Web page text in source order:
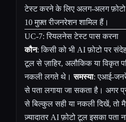
टेस्ट करने के लिए अलग-अलग
10 मुफ़्त रीजनरेशन शामिल हैं।
UC-7: रियलनेस टेस्ट पास करना
कौन: किसी को भी AI फ़ोटो पर
टूल से ज़ाहिर, अलौकिक या विकृत
नकली लगते थे।समस्या: एआई-
से पता लगाया जा सकता है। अगर
से बिल्कुल सही या नकली दिखें, तो
ज़्यादातर AI फ़ोटो टूल इसका पता